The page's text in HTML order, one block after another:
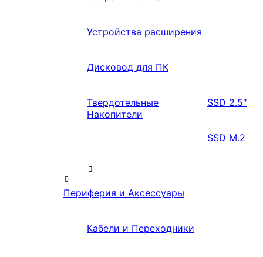
Устройства расширения
Дисковод для ПК
Твердотельные
Накопители
SSD 2.5″
SSD M.2
Периферия и Аксессуары
Кабели и Переходники